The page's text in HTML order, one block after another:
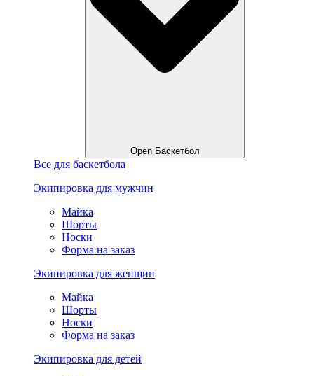
Open Баскетбол
Все для баскетбола
Экипировка для мужчин
Майка
Шорты
Носки
Форма на заказ
Экипировка для женщин
Майка
Шорты
Носки
Форма на заказ
Экипировка для детей